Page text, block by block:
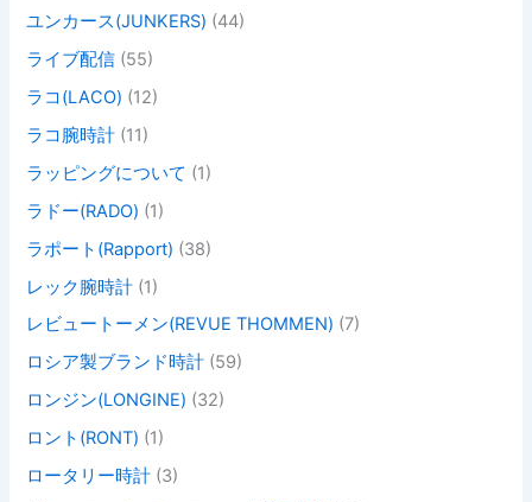
ユンカース(JUNKERS) (44)
ライブ配信 (55)
ラコ(LACO) (12)
ラコ腕時計 (11)
ラッピングについて (1)
ラドー(RADO) (1)
ラポート(Rapport) (38)
レック腕時計 (1)
レビュートーメン(REVUE THOMMEN) (7)
ロシア製ブランド時計 (59)
ロンジン(LONGINE) (32)
ロント(RONT) (1)
ロータリー時計 (3)